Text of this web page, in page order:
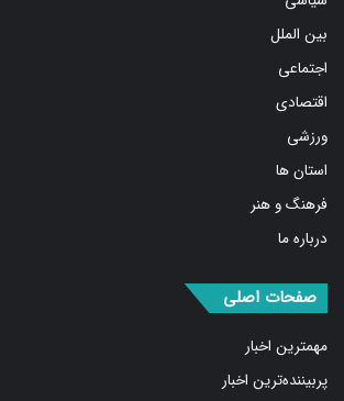
بین الملل
اجتماعی
اقتصادی
ورزشی
استان ها
فرهنگ و هنر
درباره ما
صفحات اصلی
مهمترین اخبار
پربیننده‌ترین اخبار